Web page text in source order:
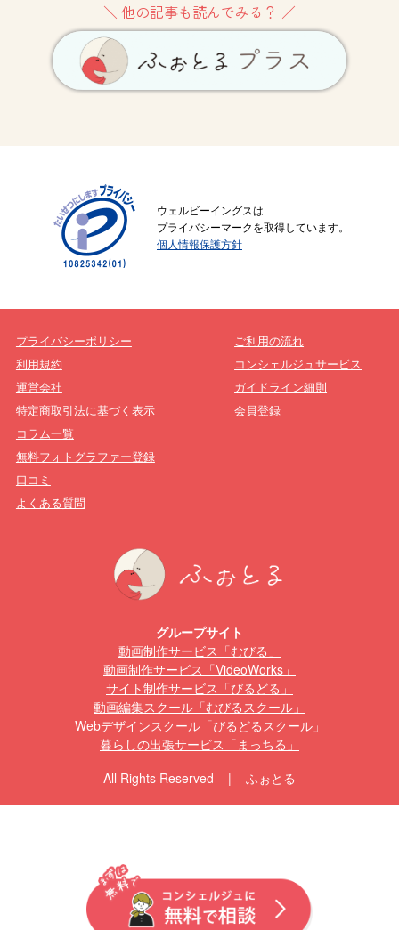
＼ 他の記事も読んでみる？ ／
ウェルビーイングスは
プライバシーマークを取得しています。
個人情報保護方針
プライバシーポリシー
利用規約
運営会社
特定商取引法に基づく表示
ご利用の流れ
コンシェルジュサービス
ガイドライン細則
会員登録
コラム一覧
無料フォトグラファー登録
口コミ
よくある質問
グループサイト
動画制作サービス「むびる」
動画制作サービス「VideoWorks」
サイト制作サービス「びるどる」
動画編集スクール「むびるスクール」
Webデザインスクール「びるどるスクール」
暮らしの出張サービス「まっちる」
All Rights Reserved | ふぉとる